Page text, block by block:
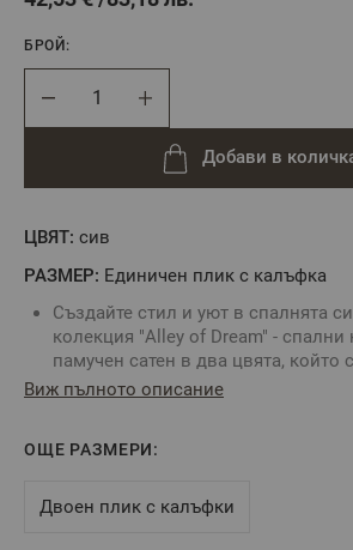
ЦВЯТ: сив
РАЗМЕР: Единичен плик с калъфка
Създайте стил и уют в спалнята
колекция "Alley of Dream" - спални
памучен сатен в два цвята, който
здравина и модерен дизайн.
издръжливост и ниска свиваемост.
care", която редуцира
Виж пълното описание
ОЩЕ РАЗМЕРИ:
Двоен плик с калъфки
БРОЙ:
Добави в